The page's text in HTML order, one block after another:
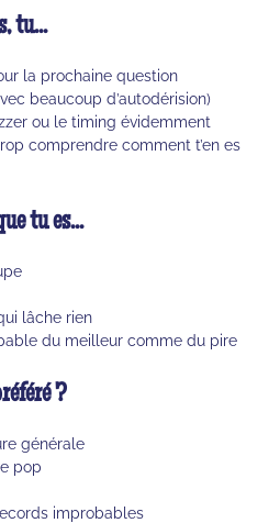
tu...
la prochaine question
beaucoup d’autodérision)
ou le timing évidemment
comprendre comment t’en es
tu es...
lâche rien
du meilleur comme du pire
?
générale
pop
improbables